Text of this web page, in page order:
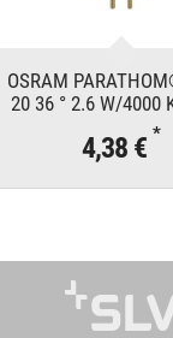
OSRAM
20 36 ° 2.6 W/4000
4,38 € *